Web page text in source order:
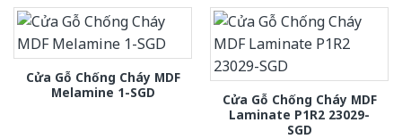
Cửa Gỗ Chống Cháy MDF
Melamine 1-SGD
Cửa Gỗ Chống Cháy MDF
Laminate P1R2 23029-
SGD